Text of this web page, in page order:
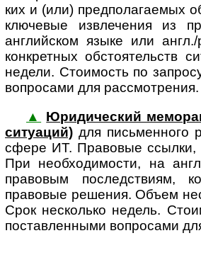
ких и (или) пред­по­ла­га­е­мых
клю­че­вые извле­че­ния из
английском языке или
конкретных обстоятельств
недели. Стоимость по
вопросами для рассмотрения.
▲
Юридический
си­ту­а­ций) для пись­мен­ного
сфере ИТ. Правовые ссылки,
При необходимости, на
правовым последствиям,
правовые решения. Объем
Срок несколько недель.
поставленными вопросами